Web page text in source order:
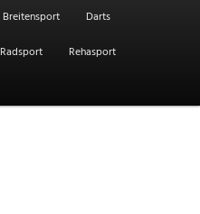
Breitensport
Darts
Radsport
Rehasport